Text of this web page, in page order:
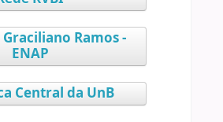
Ramos -
ENAP
Central da UnB